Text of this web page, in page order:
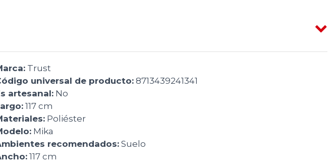
Trust
universal de producto:8713439241341
artesanal:No
117 cm
Poliéster
Mika
recomendados:Suelo
117 cm